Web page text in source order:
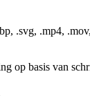
.svg, .mp4,
op basis van